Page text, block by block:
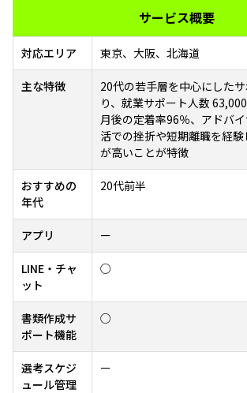
サービス概要
対応エリア 東京、大阪、北海道
主な特徴
20代の若手層を中心にした
り、就業サポート人数
月後の定着率96％、アドバ
活での挫折や短期離職を経
が高いことが特徴
おすすめの
年代
20代前半
アプリ ー
LINE・チャ
ット
○
書類作成サ
ポート機能
○
選考スケジ
ュール管理
ー